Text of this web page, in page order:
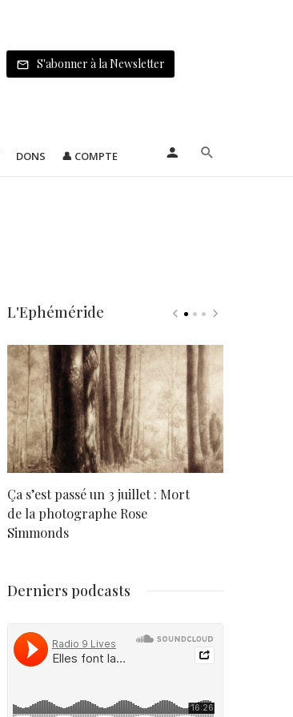
S'abonner à la Newsletter
DONS 👤 COMPTE
L'Ephéméride
Ça s’est passé un 3 juillet : Mort
de la photographe Rose
Simmonds
Derniers podcasts